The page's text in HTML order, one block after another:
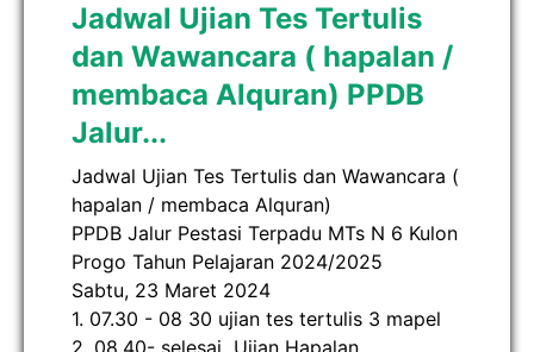
Jadwal Ujian Tes Tertulis
dan Wawancara ( hapalan /
membaca Alquran) PPDB
Jalur...
Jadwal Ujian Tes Tertulis dan Wawancara (
hapalan / membaca Alquran)
PPDB Jalur Pestasi Terpadu MTs N 6 Kulon
Progo Tahun Pelajaran 2024/2025
Sabtu, 23 Maret 2024
1. 07.30 - 08 30 ujian tes tertulis 3 mapel
2. 08.40- selesai Ujian Hapalan